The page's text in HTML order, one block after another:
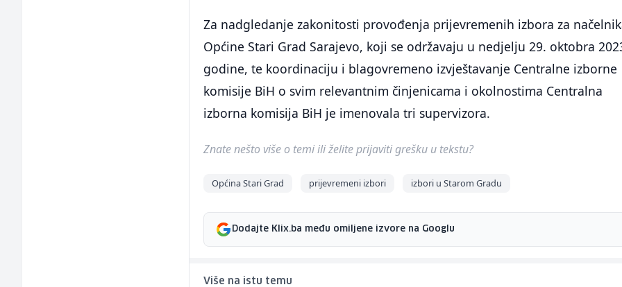
Za nadgledanje zakonitosti provođenja prijevremenih izbora za
Općine Stari Grad Sarajevo, koji se održavaju u nedjelju 29. oktobra
godine, te koordinaciju i blagovremeno izvještavanje Centralne izborne
komisije BiH o svim relevantnim činjenicama i okolnostima Centralna
izborna komisija BiH je imenovala tri supervizora.
Znate nešto više o temi ili želite prijaviti grešku u tekstu?
Općina Stari Grad prijevremeni izbori izbori u Starom Gradu
Dodajte Klix.ba među omiljene izvore na Googlu
Više na istu temu